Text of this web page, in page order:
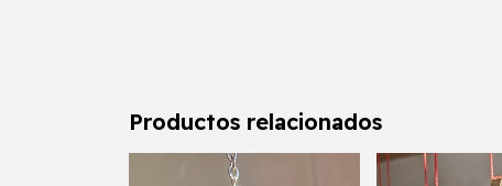
Productos relacionados